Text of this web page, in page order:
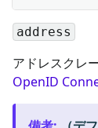
address
アドレスクレ
OpenID